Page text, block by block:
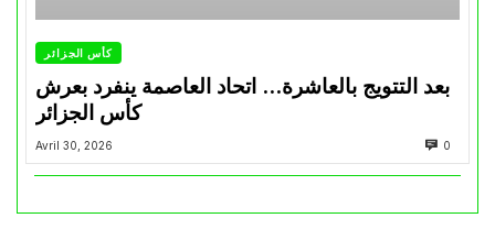
كأس الجزائر
بعد التتويج بالعاشرة… اتحاد العاصمة ينفرد بعرش
كأس الجزائر
Avril 30, 2026 0